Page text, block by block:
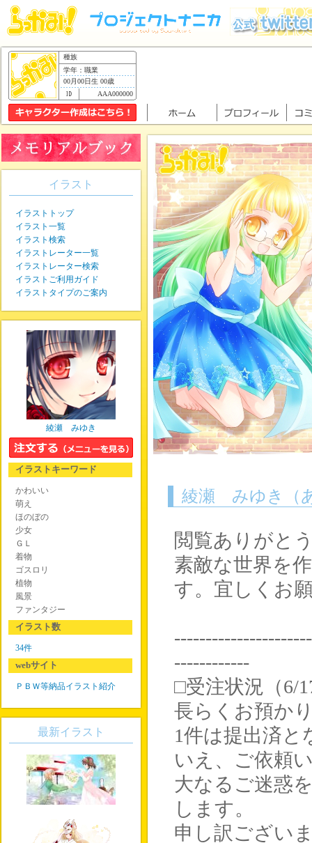
種族
学年：職業
00月00日生 00歳
AAA000000
綾瀬 みゆき（
閲覧ありがと
素敵な世界を
す。宜しくお
------------
□受注状況（6/
長らくお預か
1件は提出済と
いえ、ご依頼
大なるご迷惑
します。
申し訳ござい
イラスト
イラストトップ
イラスト一覧
イラスト検索
イラストレーター一覧
イラストレーター検索
イラストご利用ガイド
イラストタイプのご案内
綾瀬 みゆき
イラストキーワード
かわいい
萌え
ほのぼの
少女
ＧＬ
着物
ゴスロリ
植物
風景
ファンタジー
イラスト数
34件
webサイト
ＰＢＷ等納品イラスト紹介
最新イラスト